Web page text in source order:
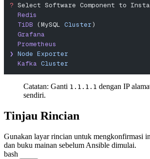
? Select Software Component to
  Redis
  TiDB
(MySQL Cluster)
  Grafana
  Prometheus
❯ Node Exporter
  Kafka
Cluster
Catatan: Ganti 1.1.1.1 dengan IP
sendiri.
Tinjau Rincian
Gunakan layar rincian untuk mengkonfirmasi
dan buku mainan sebelum Ansible dimulai.
bash